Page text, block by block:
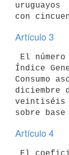
uruguayos
Artículo 3
Índice
Consumo
diciembre
veintiséis
Artículo 4